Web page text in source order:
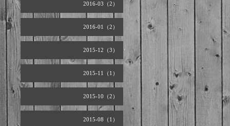
2016-03（2）
2016-01（2）
2015-12（3）
2015-11（1）
2015-10（2）
2015-08（1）